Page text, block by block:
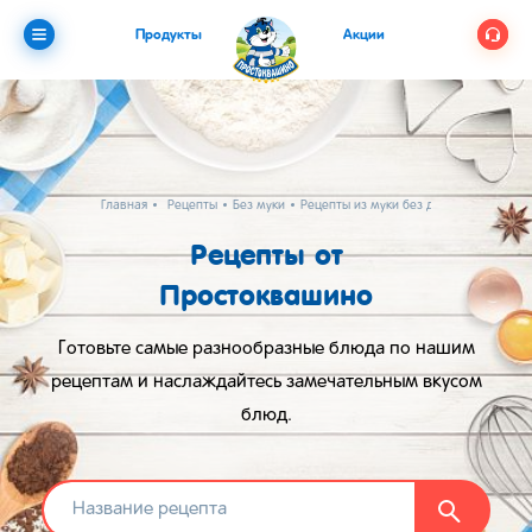
Продукты Акции
Главная Рецепты Без муки Рецепты из муки без дрожжей
Рецепты от
Простоквашино
Готовьте самые разнообразные блюда по нашим
рецептам и наслаждайтесь замечательным вкусом
блюд.
Найти